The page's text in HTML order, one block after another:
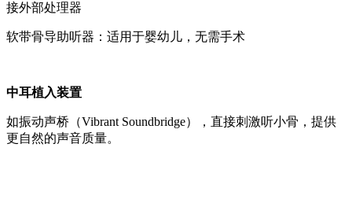
接外部处理器
软带骨导助听器：适用于婴幼儿，无需手术
中耳植入装置
如振动声桥（Vibrant Soundbridge），直接刺激听小骨，提供
更自然的声音质量。